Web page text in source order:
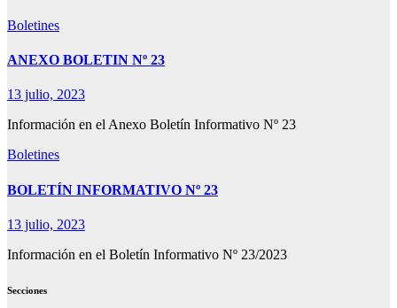
Boletines
ANEXO BOLETIN Nº 23
13 julio, 2023
Información en el Anexo Boletín Informativo Nº 23
Boletines
BOLETÍN INFORMATIVO Nº 23
13 julio, 2023
Información en el Boletín Informativo Nº 23/2023
Secciones